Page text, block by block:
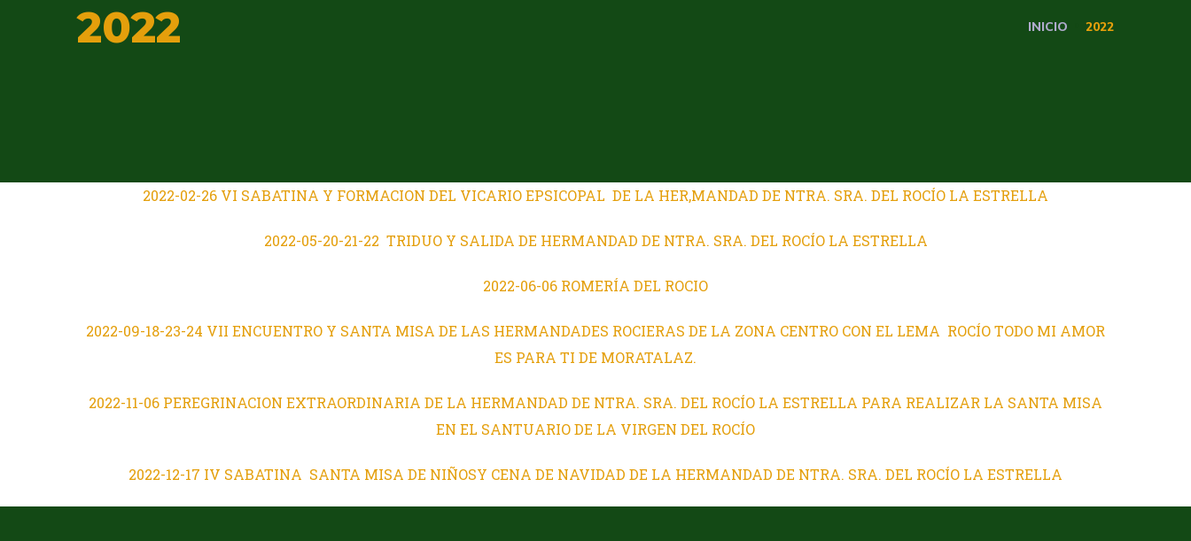
2022 INICIO 2022
2022-02-26 VI SABATINA Y FORMACION DEL VICARIO EPSICOPAL DE LA HER,MANDAD DE NTRA. SRA. DEL ROCÍO LA ESTRELLA
2022-05-20-21-22 TRIDUO Y SALIDA DE HERMANDAD DE NTRA. SRA. DEL ROCÍO LA ESTRELLA
2022-06-06 ROMERÍA DEL ROCIO
2022-09-18-23-24 VII ENCUENTRO Y SANTA MISA DE LAS HERMANDADES ROCIERAS DE LA ZONA CENTRO CON EL LEMA ROCÍO TODO MI AMOR
ES PARA TI DE MORATALAZ.
2022-11-06 PEREGRINACION EXTRAORDINARIA DE LA HERMANDAD DE NTRA. SRA. DEL ROCÍO LA ESTRELLA PARA REALIZAR LA SANTA MISA
EN EL SANTUARIO DE LA VIRGEN DEL ROCÍO
2022-12-17 IV SABATINA SANTA MISA DE NIÑOSY CENA DE NAVIDAD DE LA HERMANDAD DE NTRA. SRA. DEL ROCÍO LA ESTRELLA